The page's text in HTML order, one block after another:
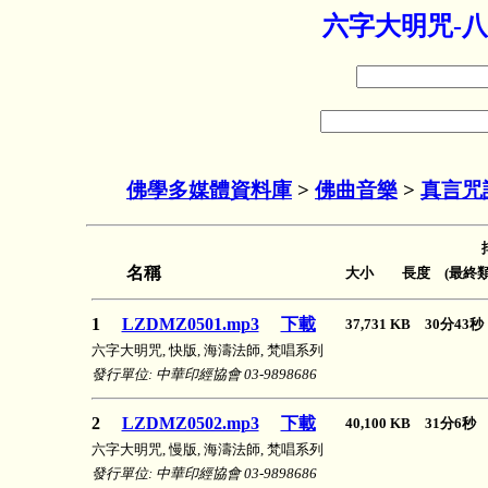
六字大明咒-
佛學多媒體資料庫 > 佛曲音樂 > 真言咒
名稱 大小 長度 (最終
1 LZDMZ0501.mp3 下載
37,731 KB 30分43
六字大明咒, 快版, 海濤法師, 梵唱系列
發行單位: 中華印經協會 03-9898686
2 LZDMZ0502.mp3 下載
40,100 KB 31分6
六字大明咒, 慢版, 海濤法師, 梵唱系列
發行單位: 中華印經協會 03-9898686